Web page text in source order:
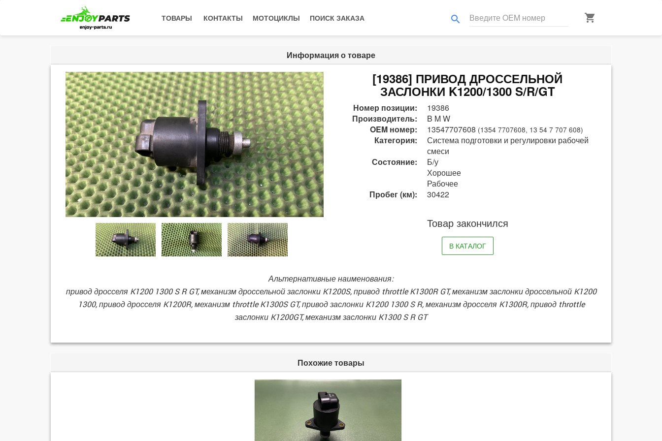
ТОВАРЫ КОНТАКТЫ МОТОЦИКЛЫ ПОИСК ЗАКАЗА search shopping_cart
Информация о товаре
[19386] ПРИВОД ДРОССЕЛЬНОЙ
ЗАСЛОНКИ K1200/1300 S/R/GT
Номер позиции:
19386
Производитель:
B M W
OEM номер:
13547707608 (1354 7707608, 13 54 7 707 608)
Категория:
Система подготовки и регулировки рабочей
смеси
Состояние:
Б/у
Хорошее
Рабочее
Пробег (км):
30422
Товар закончился
В КАТАЛОГ
Альтернативные наименования:
привод дросселя K1200 1300 S R GT, механизм дроссельной заслонки K1200S, привод throttle K1300R GT, механизм заслонки дроссельной K1200
1300, привод дросселя K1200R, механизм throttle K1300S GT, привод заслонки K1200 1300 S R, механизм дросселя K1300R, привод throttle
заслонки K1200GT, механизм заслонки K1300 S R GT
Похожие товары